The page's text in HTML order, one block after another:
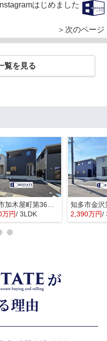
Instagramはじめました
＞次のページ
覧を見る
円/ 3LDK 2,390万円/